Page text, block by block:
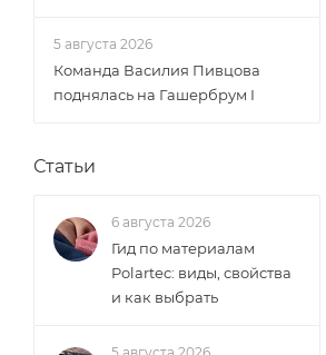
5 августа 2026
Команда Василия Пивцова
поднялась на Гашербрум I
Статьи
6 августа 2026
Гид по материалам
Polartec: виды, свойства
и как выбрать